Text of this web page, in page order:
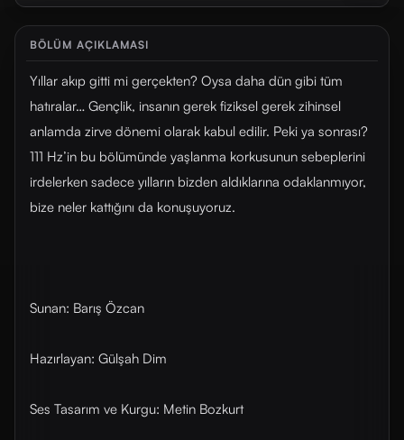
BÖLÜM AÇIKLAMASI
Yıllar akıp gitti mi gerçekten? Oysa daha dün gibi tüm
hatıralar… Gençlik, insanın gerek fiziksel gerek zihinsel
anlamda zirve dönemi olarak kabul edilir. Peki ya sonrası?
111 Hz’in bu bölümünde yaşlanma korkusunun sebeplerini
irdelerken sadece yılların bizden aldıklarına odaklanmıyor,
bize neler kattığını da konuşuyoruz.
Sunan: Barış Özcan
Hazırlayan: Gülşah Dim
Ses Tasarım ve Kurgu: Metin Bozkurt